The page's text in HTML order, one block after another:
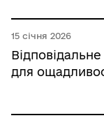
15 січня 2026
для